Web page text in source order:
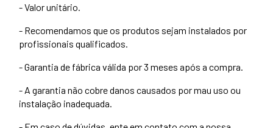
- Valor unitário.
- Recomendamos que os produtos sejam instalados por
profissionais qualificados.
- Garantia de fábrica válida por 3 meses após a compra.
- A garantia não cobre danos causados por mau uso ou
instalação inadequada.